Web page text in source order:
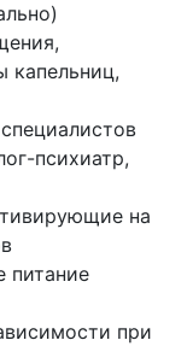
капельниц,
психиатр,
на
питание
при